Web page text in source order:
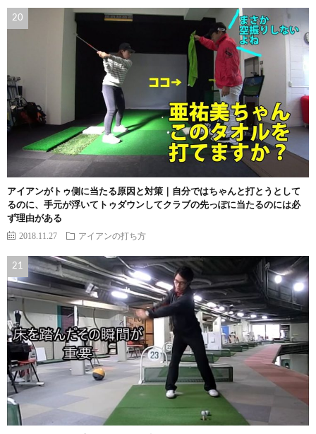
アイアンがトゥ側に当たる原因と対策｜自分ではちゃんと打とうとして
るのに、手元が浮いてトゥダウンしてクラブの先っぽに当たるのには必
ず理由がある
2018.11.27 アイアンの打ち方